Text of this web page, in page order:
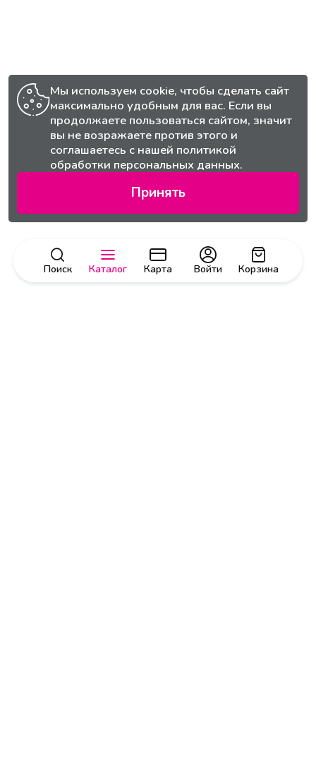
Поиск Каталог Карта Корзина
Войти
Мы используем cookie, чтобы сделать сайт
максимально удобным для вас. Если вы
продолжаете пользоваться сайтом, значит
вы не возражаете против этого и
соглашаетесь с нашей политикой
обработки персональных данных.
Принять